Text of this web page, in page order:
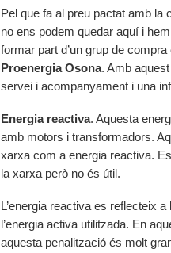
Pel que fa al preu pactat amb
no ens podem quedar aquí i
formar part d’un grup de
Proenergia Osona. Amb
servei i acompanyament i una
Energia reactiva. Aquesta
amb motors i transformadors.
xarxa com a energia reactiva.
la xarxa però no és útil.
L’energia reactiva es reflecteix
l’energia activa utilitzada. En
aquesta penalització és molt